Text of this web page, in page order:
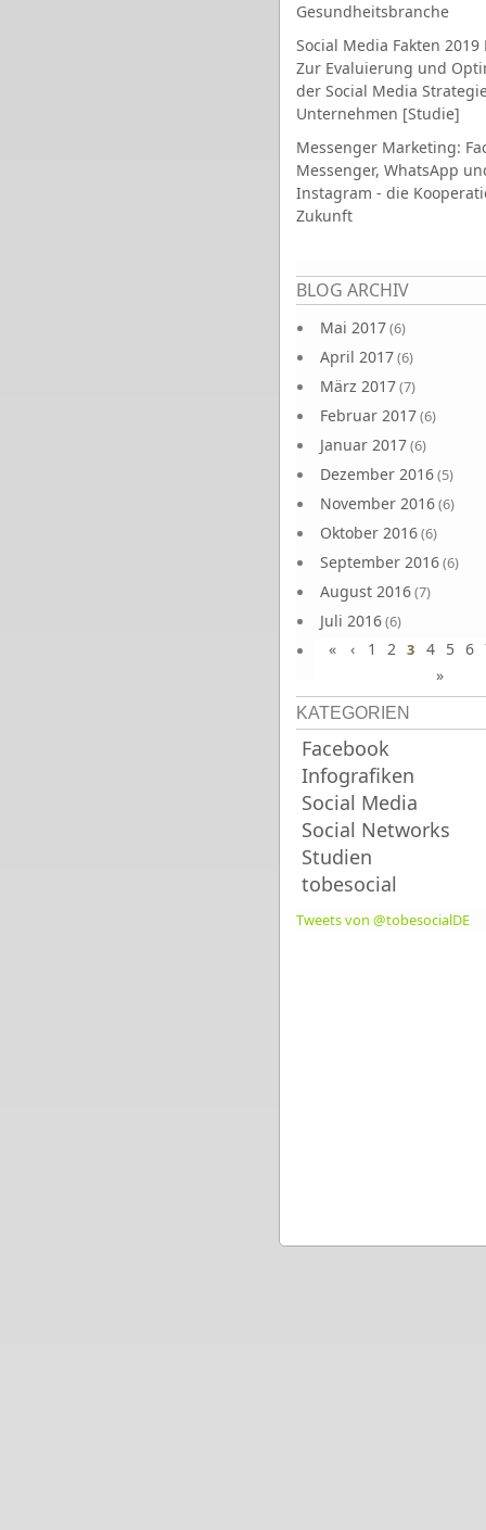
Gesundheitsbranche
Social Media Fakten 2019
Zur Evaluierung und
der Social Media
Unternehmen [Studie]
Messenger Marketing:
Messenger, WhatsApp
Instagram - die
Zukunft
BLOG ARCHIV
Mai 2017(6)
April 2017(6)
März 2017(7)
Februar 2017(6)
Januar 2017(6)
Dezember 2016(5)
November 2016(6)
Oktober 2016(6)
September 2016(6)
August 2016(7)
Juli 2016(6)
Juni 2016(7)
Seiten
« ‹ 1 2 3 4 5 6
»
KATEGORIEN
Facebook
Infografiken
Social Media
Social Networks
Studien
tobesocial
Tweets von @tobesocialDE